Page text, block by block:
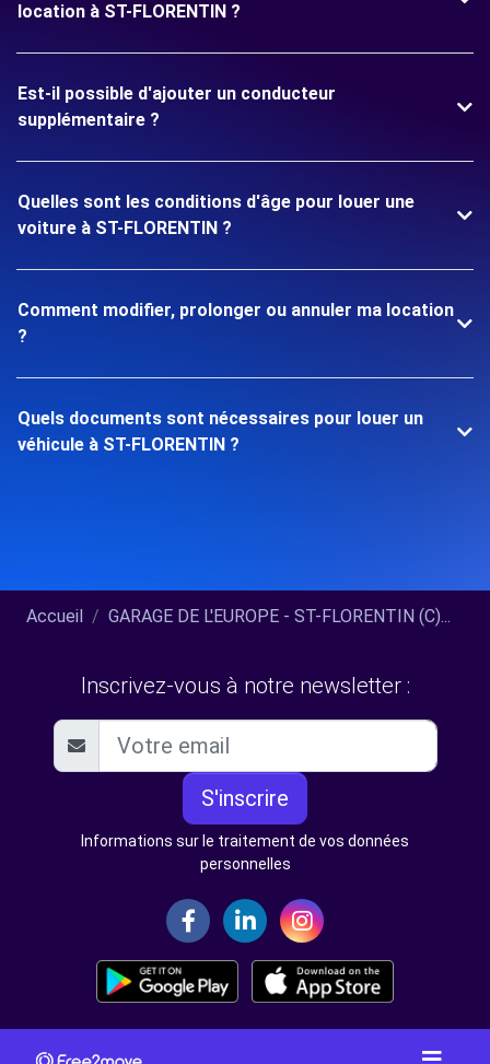
location à ST-FLORENTIN ?
Est-il possible d'ajouter un conducteur
supplémentaire ?
Quelles sont les conditions d'âge pour louer une
voiture à ST-FLORENTIN ?
Comment modifier, prolonger ou annuler ma location
?
Quels documents sont nécessaires pour louer un
véhicule à ST-FLORENTIN ?
Accueil GARAGE DE L'EUROPE - ST-FLORENTIN (C)...
Inscrivez-vous à notre newsletter :
S'inscrire
Informations sur le traitement de vos données
personnelles